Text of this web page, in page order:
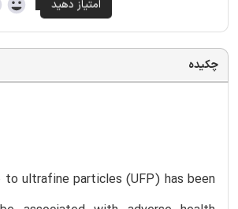
چکیده
to ultrafine particles (UFP) has been